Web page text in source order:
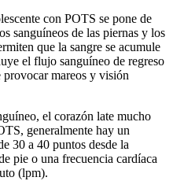
con POTS se pone de
sanguíneos de las piernas y los
que la sangre se acumule
el flujo sanguíneo de regreso
mareos y visión
el corazón late mucho
generalmente hay un
30 a 40 puntos desde la
pie o una frecuencia cardíaca
(lpm).